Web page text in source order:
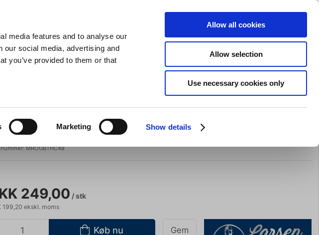
media features and to analyse our
our social media, advertising and
you’ve provided to them or that
Marketing Show details
Allow all cookies
Allow selection
Use necessary cookies only
Søg Indkøbskurv (0)
Barudstyr Tilbud Brands Slibning
Smoker
Hickory 48 stk
MROGBTHC48
249,00 / stk
199,20 ekskl. moms
Køb nu Gem